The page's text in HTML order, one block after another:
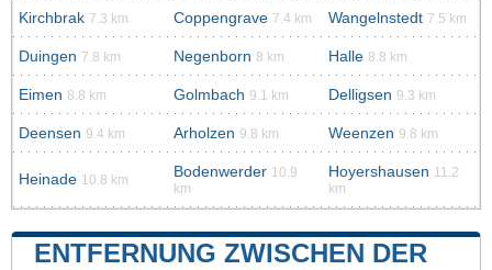
Kirchbrak 7.3 km Coppengrave 7.4 km Wangelnstedt 7.5 km
Duingen 7.8 km Negenborn 8 km Halle 8.8 km
Eimen 8.8 km Golmbach 9.1 km Delligsen 9.3 km
Deensen 9.4 km Arholzen 9.8 km Weenzen 9.8 km
Heinade 10.8 km Bodenwerder 10.9
km
Hoyershausen 11.2
km
ENTFERNUNG ZWISCHEN DER